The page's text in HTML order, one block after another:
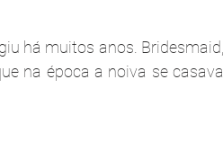
há muitos anos. Bridesmaid,
na época a noiva se casava